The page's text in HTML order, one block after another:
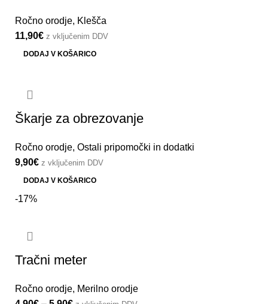
Ročno orodje, Klešča
11,90€ z vključenim DDV
DODAJ V KOŠARICO
Škarje za obrezovanje
Ročno orodje, Ostali pripomočki in dodatki
9,90€ z vključenim DDV
DODAJ V KOŠARICO
-17%
Tračni meter
Ročno orodje, Merilno orodje